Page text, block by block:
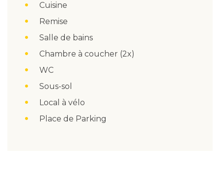
Cuisine
Remise
Salle de bains
Chambre à coucher (2x)
WC
Sous-sol
Local à vélo
Place de Parking